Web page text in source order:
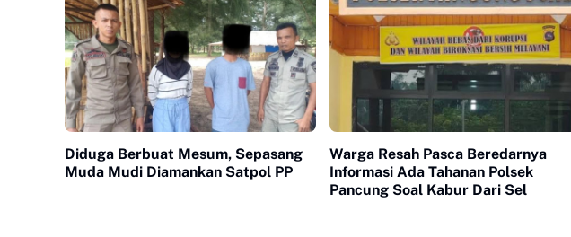
Diduga Berbuat Mesum, Sepasang
Muda Mudi Diamankan Satpol PP
Warga Resah Pasca Beredarnya
Informasi Ada Tahanan Polsek
Pancung Soal Kabur Dari Sel